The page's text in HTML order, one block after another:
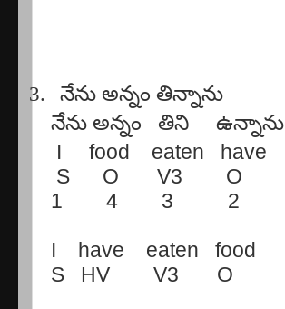
3. నేను అన్నం తిన్నాను
నేను అన్నం తిని
ఉన్నాను
I
food eaten
have
S
O V3
O
1
4 3 2
I have eaten
food
S
HV V3 O